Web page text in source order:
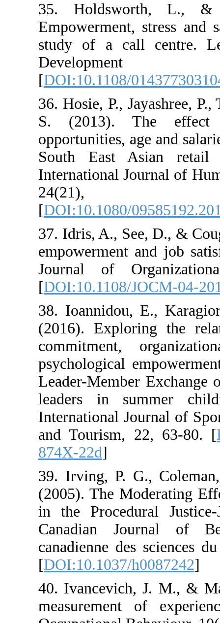
35.
Empowerment,
study of a
[DOI:10.1108/
36. Hosie, P.,
S. (2013).
opportunities,
South East
International
[DOI:10.1080/
37. Idris, A.,
empowerment
Journal of
[DOI:10.1108/
38. Ioannidou,
(2016).
commitment,
psychological
Leader-
leaders in
International
and Tourism,
39. Irving, P.
(2005). The
in the
Canadian
canadienne
[DOI:10.1037/
40.
measurement